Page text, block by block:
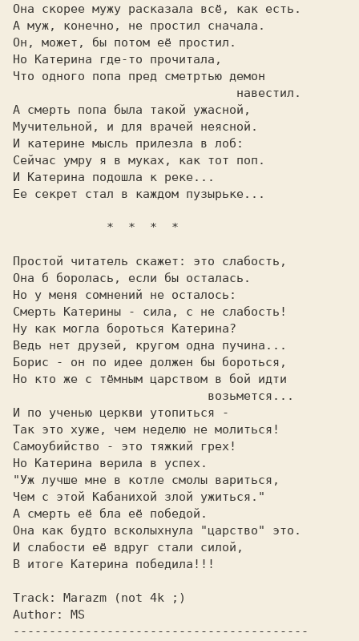
Она скорее мужу расказала всё, как есть.
А муж, конечно, не простил сначала.
Но Катерина где-то прочитала,
Что одного попа пред сметртью демон
А смерть попа была такой ужасной,
Мучительной, и для врачей неясной.
И катерине мысль прилезла в лоб:
Сейчас умру я в муках, как тот поп.
И Катерина подошла к реке...
Ее секрет стал в каждом пузырьке...
             *  *  *  *
Простой читатель скажет: это слабость,
Она б боролась, если бы осталась.
Но у меня сомнений не осталось:
Смерть Катерины - сила, с не слабость!
Ну как могла бороться Катерина?
Ведь нет друзей, кругом одна пучина...
Борис - он по идее должен бы бороться,
Но кто же с тёмным царством в бой идти
И по ученью церкви утопиться -
Так это хуже, чем неделю не молиться!
Но Катерина верила в успех.
"Уж лучше мне в котле смолы вариться,
Чем с этой Кабанихой злой ужиться."
А смерть её бла её победой.
Она как будто всколыхнула "царство" это.
И слабости её вдруг стали силой,
Track: Marazm (not 4k ;)
Author: MS